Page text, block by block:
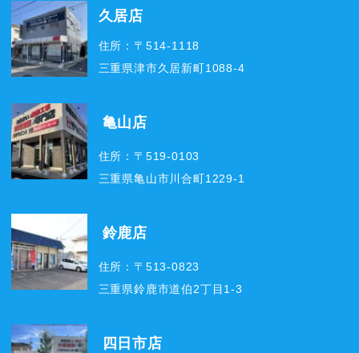
久居店
住所：〒514-1118
三重県津市久居新町1088-4
亀山店
住所：〒519-0103
三重県亀山市川合町1229-1
鈴鹿店
住所：〒513-0823
三重県鈴鹿市道伯2丁目1-3
四日市店